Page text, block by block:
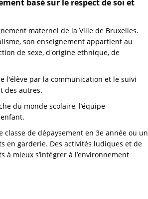
basé sur le respect de soi et
maternel de la Ville de Bruxelles.
son enseignement appartient au
de sexe, d'origine ethnique, de
l'élève par la communication et le suivi
des autres.
du monde scolaire, l’équipe
classe de dépaysement en 3e année ou un
en garderie. Des activités ludiques et de
mieux s’intégrer à l’environnement